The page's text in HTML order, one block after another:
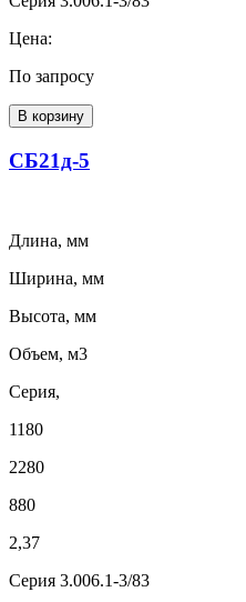
Цена:
По запросу
В корзину
СБ21д-5
Длина, мм
Ширина, мм
Высота, мм
Объем, м3
Серия,
1180
2280
880
2,37
Серия 3.006.1-3/83